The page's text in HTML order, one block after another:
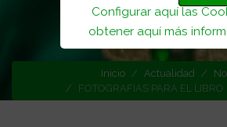
Configurar aquí las
obtener aquí más
Categoría:
Inicio Actualidad
FOTOGRAFIAS PARA EL LIBRO